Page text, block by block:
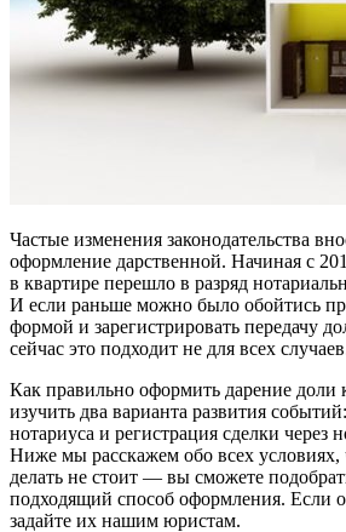
Частые изменения законодательства
оформление дарственной. Начиная с
в квартире перешло в разряд
И если раньше можно было обойтись
формой и зарегистрировать передачу
сейчас это подходит не для всех
Как правильно оформить дарение доли
изучить два варианта развития
нотариуса и регистрация сделки через
Ниже мы расскажем обо всех условиях,
делать не стоит — вы сможете
подходящий способ оформления. Если
задайте их нашим юристам.